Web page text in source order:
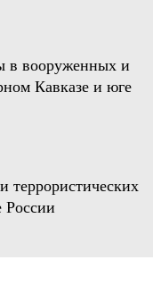
в вооруженных и
Кавказе и юге
России